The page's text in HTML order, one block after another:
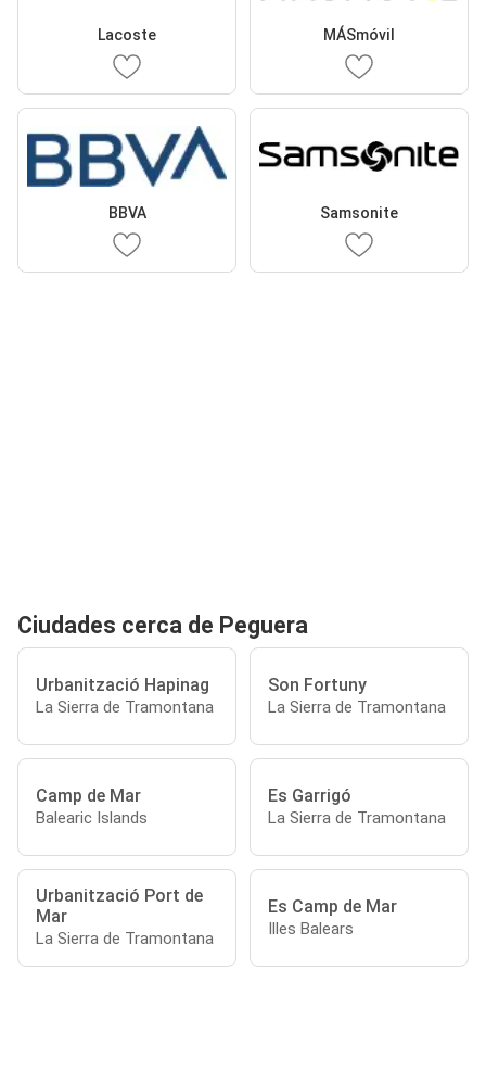
Lacoste MÁSmóvil
BBVA Samsonite
Ciudades cerca de Peguera
Urbanització Hapinag
La Sierra de Tramontana
Son Fortuny
La Sierra de Tramontana
Camp de Mar
Balearic Islands
Es Garrigó
La Sierra de Tramontana
Urbanització Port de
Mar
La Sierra de Tramontana
Es Camp de Mar
Illes Balears